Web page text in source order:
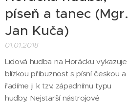
píseň a tanec (Mgr.
Jan Kuča)
01.01.2018
Lidová hudba na Horácku vykazuje
blízkou příbuznost s písní českou a
řadíme ji k tzv. západnímu typu
hudby. Nejstarší nástrojové